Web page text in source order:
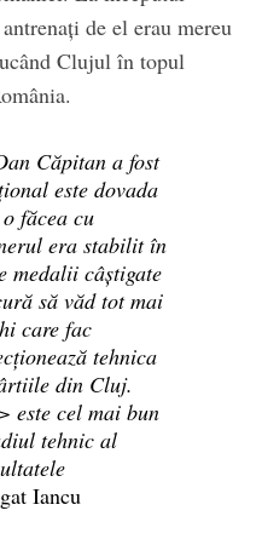
de el erau mereu
Clujul în topul
Căpitan a fost
este dovada
făcea cu
era stabilit în
medalii câștigate
să văd tot mai
care fac
tehnica
din Cluj.
este cel mai bun
tehnic al
Iancu